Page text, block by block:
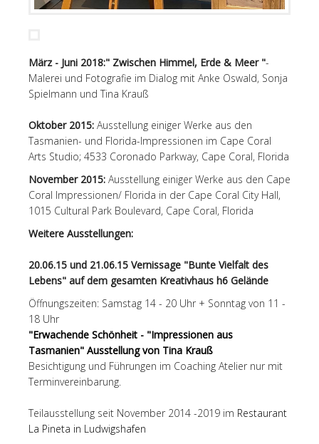
März - Juni 2018:" Zwischen Himmel, Erde & Meer "-
Malerei und Fotografie im Dialog mit Anke Oswald, Sonja
Spielmann und Tina Krauß
Oktober 2015: Ausstellung einiger Werke aus den
Tasmanien- und Florida-Impressionen im Cape Coral
Arts Studio; 4533 Coronado Parkway, Cape Coral, Florida
November 2015: Ausstellung einiger Werke aus den Cape
Coral Impressionen/ Florida in der Cape Coral City Hall,
1015 Cultural Park Boulevard, Cape Coral, Florida
Weitere Ausstellungen:
20.06.15 und 21.06.15 Vernissage "Bunte Vielfalt des
Lebens" auf dem gesamten Kreativhaus h6 Gelände
Öffnungszeiten: Samstag 14 - 20 Uhr + Sonntag von 11 -
18 Uhr
"Erwachende Schönheit - "Impressionen aus
Tasmanien" Ausstellung von Tina Krauß
Besichtigung und Führungen im Coaching Atelier nur mit
Terminvereinbarung.
Teilausstellung seit November 2014 -2019 im Restaurant
La Pineta in Ludwigshafen